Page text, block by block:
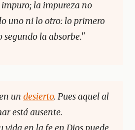
la impureza no
uno ni lo otro: lo primero
segundo la absorbe."
un desierto. Pues aquel al
está ausente.